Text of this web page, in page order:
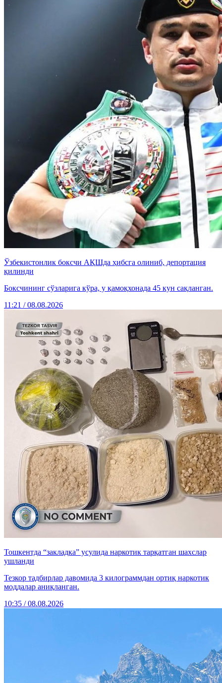
Ўзбекистонлик боксчи АҚШда ҳибсга олиниб, депортация
қилинди
Боксчининг сўзларига кўра, у қамоқхонада 45 кун сақланган.
11:21 / 08.08.2026
Тошкентда “закладка” усулида наркотик тарқатган шахслар
ушланди
Тезкор тадбирлар давомида 3 килограммдан ортиқ наркотик
моддалар аниқланган.
10:35 / 08.08.2026